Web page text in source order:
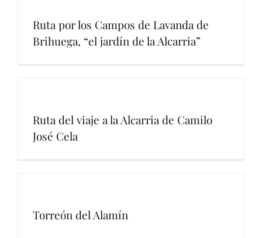
Ruta por los Campos de Lavanda de
Brihuega, “el jardín de la Alcarria”
Ruta del viaje a la Alcarria de Camilo
José Cela
Torreón del Alamín